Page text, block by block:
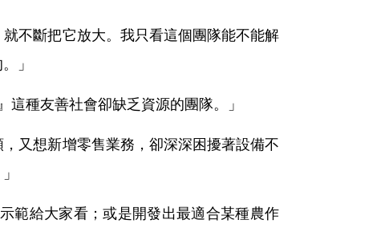
不斷把它放大。我只看這個團隊能不能解
」
種友善社會卻缺乏資源的團隊。」
又想新增零售業務，卻深深困擾著設備不
範給大家看；或是開發出最適合某種農作